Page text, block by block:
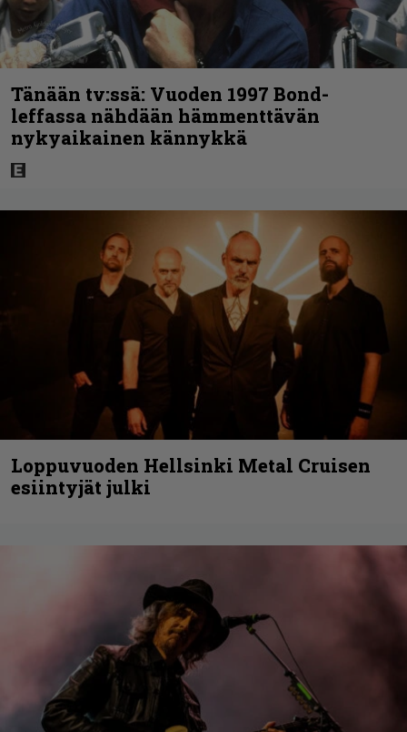
Tänään tv:ssä: Vuoden 1997 Bond-
leffassa nähdään hämmenttävän
nykyaikainen kännykkä
Loppuvuoden Hellsinki Metal Cruisen
esiintyjät julki